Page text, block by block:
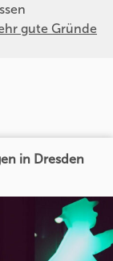
gute Gründe
in Dresden